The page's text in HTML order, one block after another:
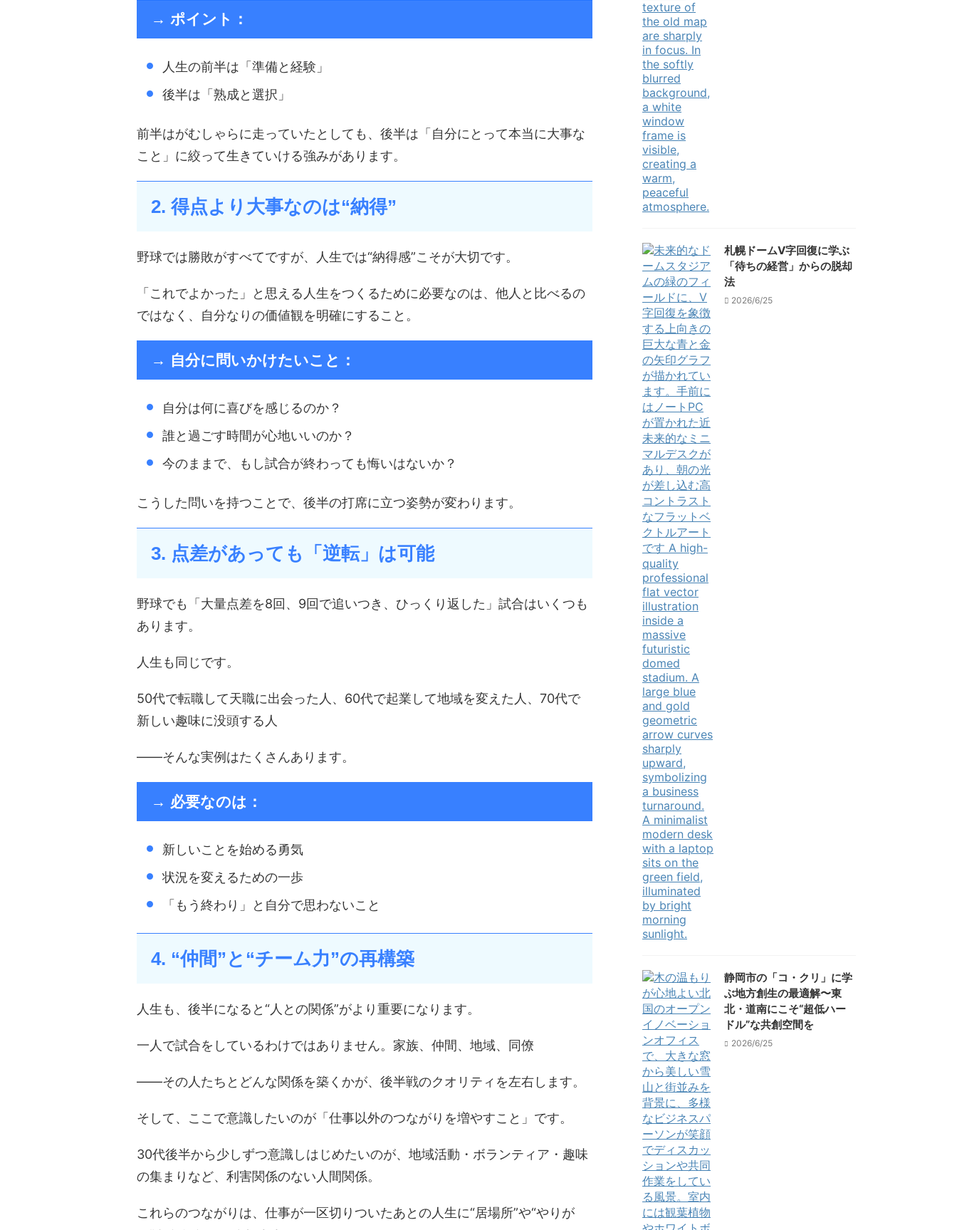
→ ポイント：
人生の前半は「準備と経験」
後半は「熟成と選択」
前半はがむしゃらに走っていたとしても、後半は「自分にとって本当に大事な
こと」に絞って生きていける強みがあります。
2. 得点より大事なのは“納得”
野球では勝敗がすべてですが、人生では“納得感”こそが大切です。
「これでよかった」と思える人生をつくるために必要なのは、他人と比べるの
ではなく、自分なりの価値観を明確にすること。
→ 自分に問いかけたいこと：
自分は何に喜びを感じるのか？
誰と過ごす時間が心地いいのか？
今のままで、もし試合が終わっても悔いはないか？
こうした問いを持つことで、後半の打席に立つ姿勢が変わります。
3. 点差があっても「逆転」は可能
野球でも「大量点差を8回、9回で追いつき、ひっくり返した」試合はいくつも
あります。
人生も同じです。
50代で転職して天職に出会った人、60代で起業して地域を変えた人、70代で
新しい趣味に没頭する人
――そんな実例はたくさんあります。
→ 必要なのは：
新しいことを始める勇気
状況を変えるための一歩
「もう終わり」と自分で思わないこと
4. “仲間”と“チーム力”の再構築
人生も、後半になると“人との関係”がより重要になります。
一人で試合をしているわけではありません。家族、仲間、地域、同僚
――その人たちとどんな関係を築くかが、後半戦のクオリティを左右します。
そして、ここで意識したいのが「仕事以外のつながりを増やすこと」です。
30代後半から少しずつ意識しはじめたいのが、地域活動・ボランティア・趣味
の集まりなど、利害関係のない人間関係。
これらのつながりは、仕事が一区切りついたあとの人生に“居場所”や“やりが
札幌ドームV字回復に学ぶ
「待ちの経営」からの脱却
法
2026/6/25
静岡市の「コ・クリ」に学
ぶ地方創生の最適解〜東
北・道南にこそ“超低ハー
ドル”な共創空間を
2026/6/25